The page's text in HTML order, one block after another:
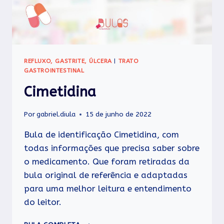
REFLUXO, GASTRITE, ÚLCERA| TRATO
GASTROINTESTINAL
Cimetidina
Porgabriel.diula 15 de junho de 2022
Bula de identificação Cimetidina, com
todas informações que precisa saber sobre
o medicamento. Que foram retiradas da
bula original de referência e adaptadas
para uma melhor leitura e entendimento
do leitor.